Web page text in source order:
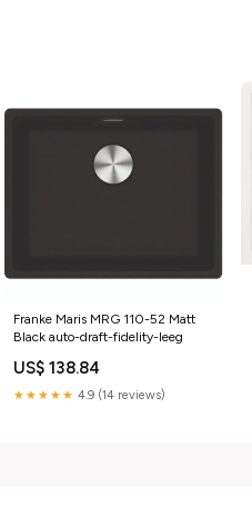
Franke Maris MRG 110-52 Matt
Black auto-draft-fidelity-leeg
US$ 138.84
★★★★★ 4.9 (14 reviews)